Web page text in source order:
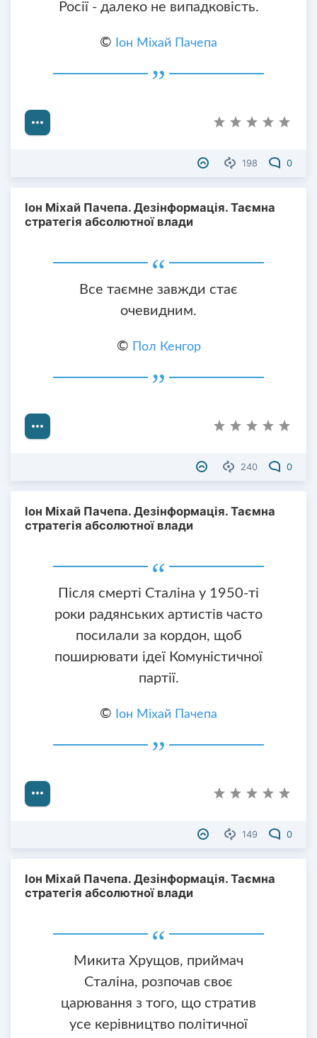
Росії - далеко не випадковість.
© Іон Міхай Пачепа
198 0
Іон Міхай Пачепа. Дезінформація. Таємна
стратегія абсолютної влади
Все таємне завжди стає
очевидним.
© Пол Кенгор
240 0
Іон Міхай Пачепа. Дезінформація. Таємна
стратегія абсолютної влади
Після смерті Сталіна у 1950-ті
роки радянських артистів часто
посилали за кордон, щоб
поширювати ідеї Комуністичної
партії.
© Іон Міхай Пачепа
149 0
Іон Міхай Пачепа. Дезінформація. Таємна
стратегія абсолютної влади
Микита Хрущов, приймач
Сталіна, розпочав своє
царювання з того, що стратив
усе керівництво політичної